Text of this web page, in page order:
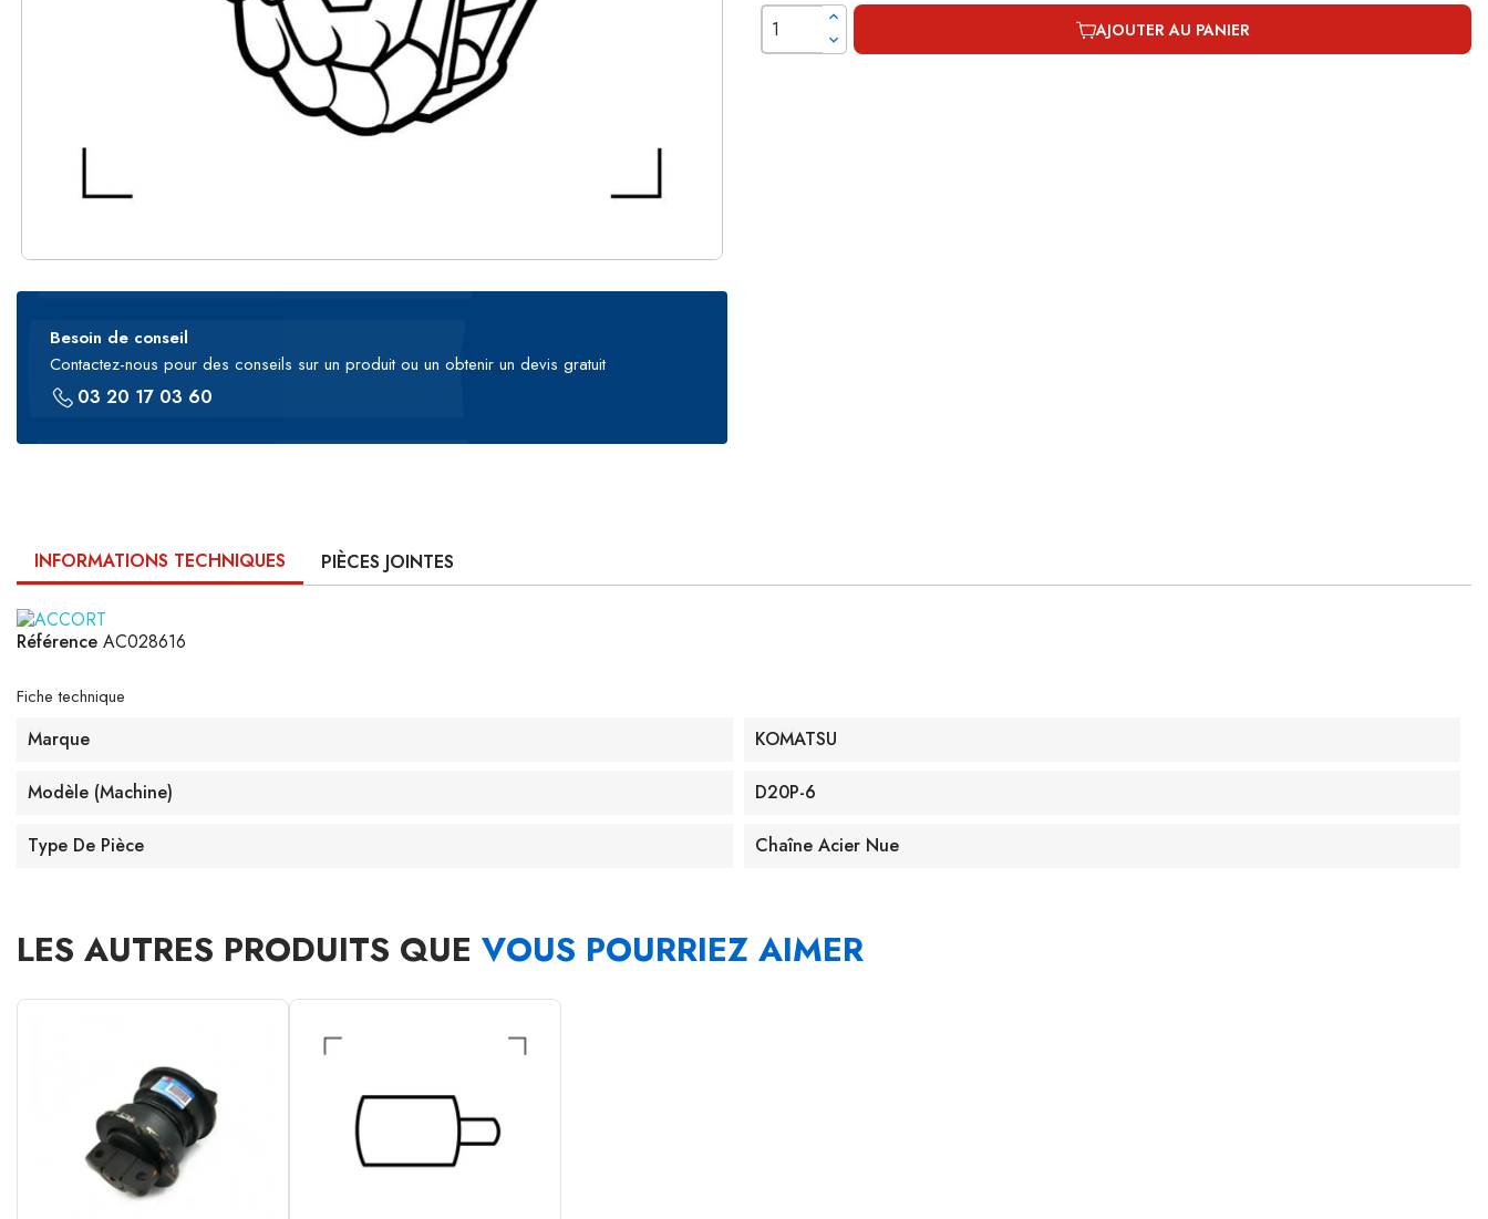
Besoin de conseil
Contactez-nous pour des conseils sur un produit ou un obtenir un devis gratuit
03 20 17 03 60
AJOUTER AU PANIER
INFORMATIONS TECHNIQUES PIÈCES JOINTES
Référence AC028616
Fiche technique
Marque KOMATSU
Modèle (machine) D20P-6
Type De Pièce Chaîne Acier Nue
LES AUTRES PRODUITS QUE VOUS POURRIEZ AIMER